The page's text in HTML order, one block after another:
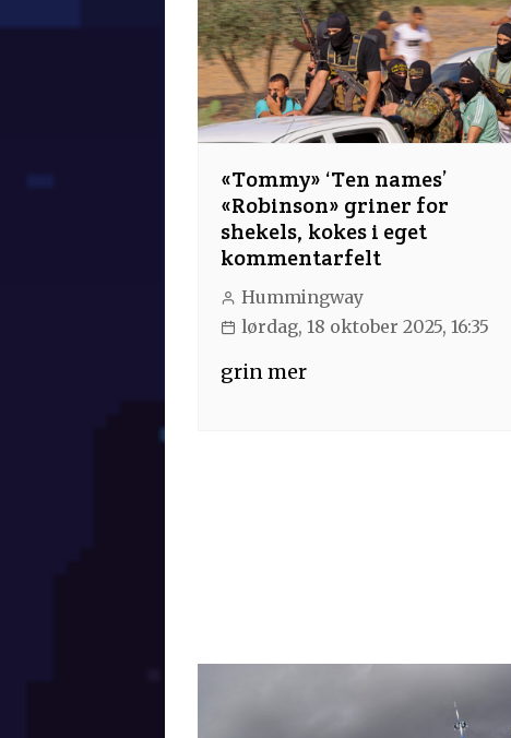
«Tommy» ‘Ten names’
«Robinson» griner for
shekels, kokes i eget
kommentarfelt
Hummingway
lørdag, 18 oktober 2025, 16:35
grin mer